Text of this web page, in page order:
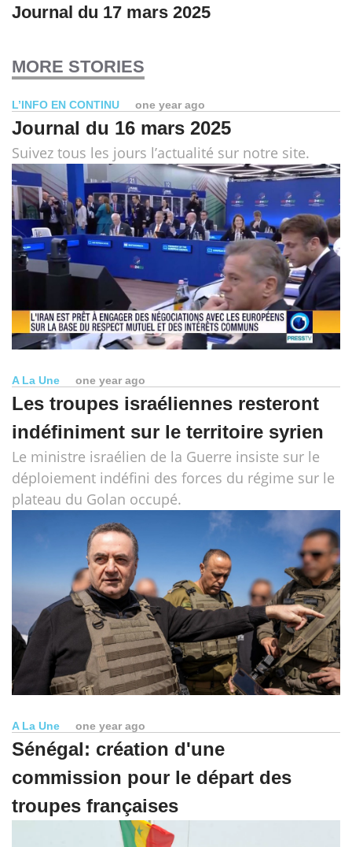
Journal du 17 mars 2025
MORE STORIES
L’INFO EN CONTINU one year ago
Journal du 16 mars 2025
Suivez tous les jours l’actualité sur notre site.
A La Une one year ago
Les troupes israéliennes resteront
indéfiniment sur le territoire syrien
Le ministre israélien de la Guerre insiste sur le
déploiement indéfini des forces du régime sur le
plateau du Golan occupé.
A La Une one year ago
Sénégal: création d'une
commission pour le départ des
troupes françaises